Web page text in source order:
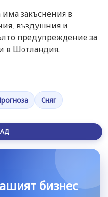
има закъснения в
въздушния и
предупреждение за
в Шотландия.
Сняг
бизнес